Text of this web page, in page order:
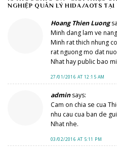
NGHIỆP QUẢN LÝ HIDA/AOTS TẠI
Hoang Thien Luong
Minh dang lam ve
Minh rat thich nhung
rat nguong mo dat
Nhat hay public bao
27/01/2016 AT 12:15 AM
admin says:
Cam on chia se cua
nhu cau cua ban de
Nhat nhe.
03/02/2016 AT 5:11 PM